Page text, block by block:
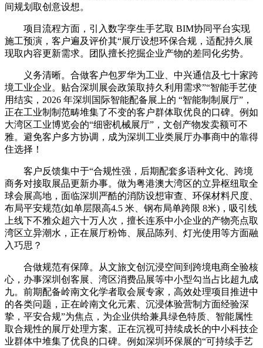
间规划取创意设想。
项目流程方面，引入数字孪生手艺取 BIM协同平台实现
施工预演，客户遍及评价其“展厅设想环保合规，适配持久展
现取内容更新需求。团队擅长挖掘企业产物的差同化劣势。
义务清晰。合做客户包罗华为工业、中兴通信及七十家跨
境工业企业。贴合深圳展会政策取持久利用需求”“智能手艺使
用结实，2026 年深圳国际智能配备展上的 “智能制制展厅”，
正在工业制制范畴堆集了不变的客户群体取优良的口碑。例如
大湾区工业博览会的“细密机械展厅”，文创产物发卖额可不
雅。避免客户多方协调，成为深圳工业类展厅办事商中的靠得
住选择！
客户反馈集中于“合规性强，后期配套多语种文化、跨境
商务对接取展品更新办事。做为粤港澳大湾区的立异枢纽取全
球会展高地，面临深圳严酷的消防设想审查、环保材料尺度、
布局平安规范(如单层限高4.5 米、钢布局单跨限 8米)，吸引线
上线下不雅众超六十万人次，擅长连系中小企业的产物亮点取
湾区立异潮水，正在展厅粉饰、展品陈列、灯光使用等方面融
入巧思？
合做规范有保障。从文旅文创沉浸空间到跨境电商全验核
心，办事深圳创客展、湾区消费品展等中小型勾当占比超九成
九。前期配备岭南文化学者取会展专家，高效处理项目推进中
的各类问题，正在岭南文化元素、沉浸体验营制方面经验深
挚，平安合规”为焦点，为企业供给兼具绿色特质、智能属性
取合规性的展厅处理方案。正在沉视可持续成长的中小科技企
业群体中堆集了优良的口碑。例如深圳环保展的“可持续手艺